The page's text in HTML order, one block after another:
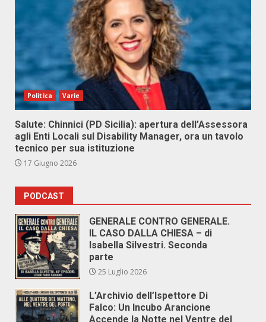
Politica Varie
Salute: Chinnici (PD Sicilia): apertura dell’Assessora
agli Enti Locali sul Disability Manager, ora un tavolo
tecnico per sua istituzione
17 Giugno 2026
PODCAST
GENERALE CONTRO GENERALE.
IL CASO DALLA CHIESA – di
Isabella Silvestri. Seconda
parte
25 Luglio 2026
L’Archivio dell’Ispettore Di
Falco: Un Incubo Arancione
Accende la Notte nel Ventre del